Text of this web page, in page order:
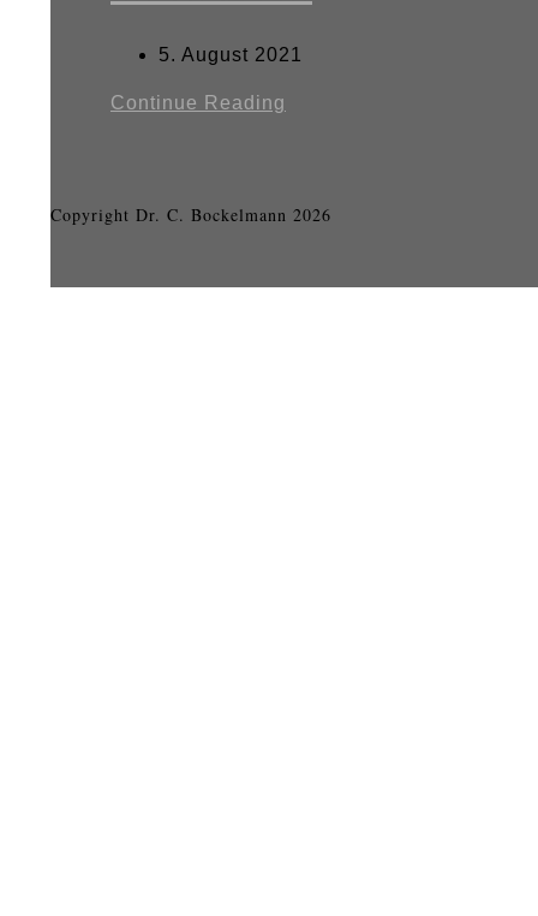
5. August 2021
Continue Reading
Copyright Dr. C. Bockelmann 2026